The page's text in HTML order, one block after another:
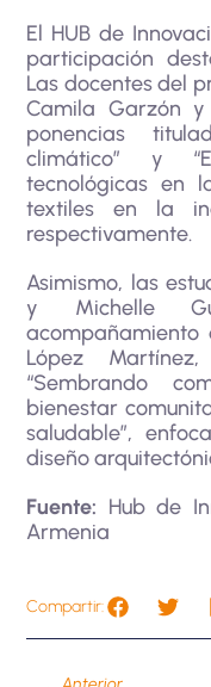
El HUB de
participación
Las docentes del
Camila Garzón
ponencias
climático” y
tecnológicas en
textiles en la
respectivamente.
Asimismo, las
y Michelle
López
“Sembrando
bienestar
saludable”,
diseño
Fuente: Hub de
Armenia
Compartir: